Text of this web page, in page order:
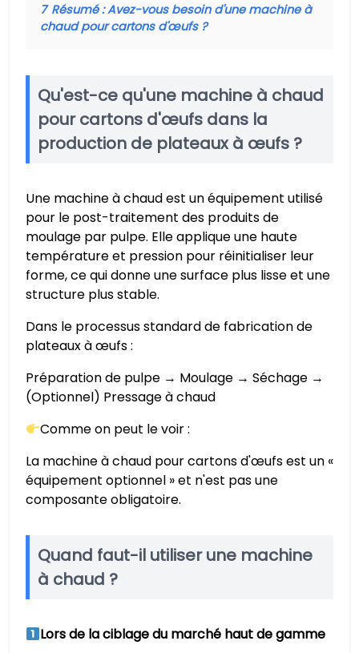
7 Résumé : Avez-vous besoin d'une machine à
chaud pour cartons d'œufs ?
Qu'est-ce qu'une machine à chaud
pour cartons d'œufs dans la
production de plateaux à œufs ?
Une machine à chaud est un équipement utilisé
pour le post-traitement des produits de
moulage par pulpe. Elle applique une haute
température et pression pour réinitialiser leur
forme, ce qui donne une surface plus lisse et une
structure plus stable.
Dans le processus standard de fabrication de
plateaux à œufs :
Préparation de pulpe → Moulage → Séchage →
(Optionnel) Pressage à chaud
Comme on peut le voir :
La machine à chaud pour cartons d'œufs est un «
équipement optionnel » et n'est pas une
composante obligatoire.
Quand faut-il utiliser une machine
à chaud ?
Lors de la ciblage du marché haut de gamme